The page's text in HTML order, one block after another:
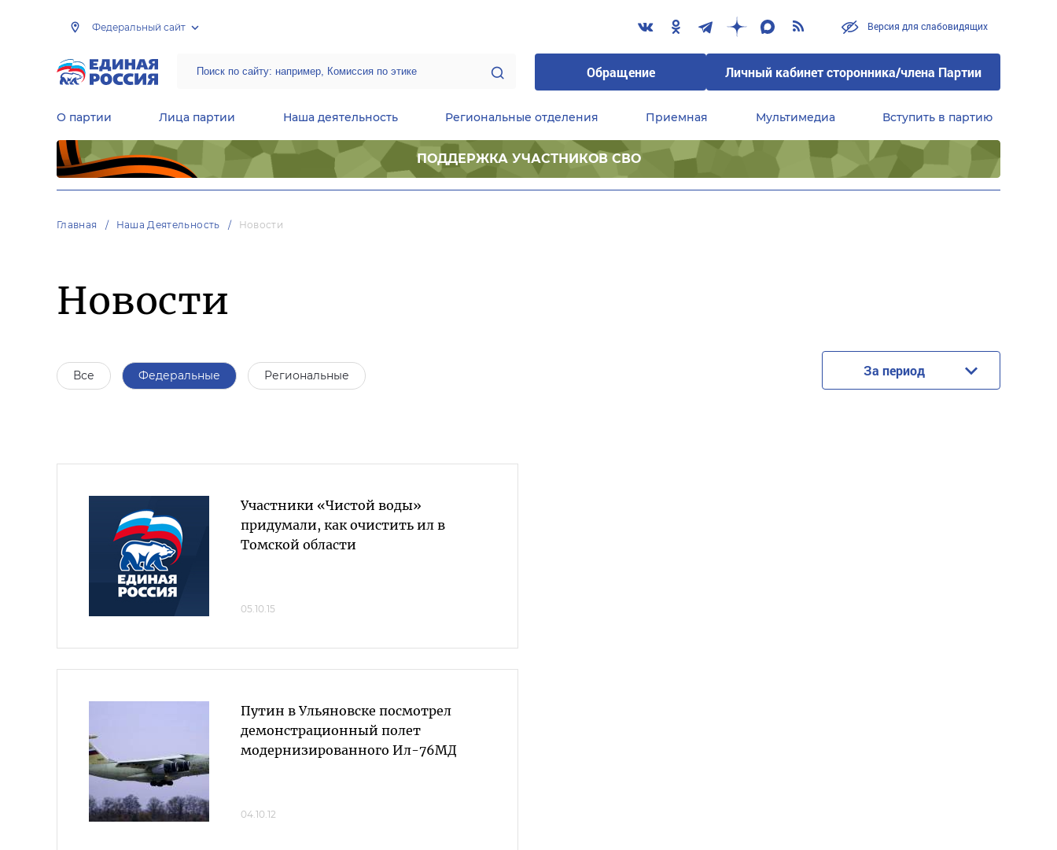
Федеральный сайт Версия для слабовидящих
Обращение Личный кабинет сторонника/члена Партии
О партии Лица партии Наша деятельность Региональные отделения Приемная Мультимедиа Вступить в партию
ПОДДЕРЖКА УЧАСТНИКОВ СВО
Главная Наша Деятельность Новости
Новости
Все Федеральные Региональные За период
Участники «Чистой воды»
придумали, как очистить ил в
Томской области
05.10.15
Путин в Ульяновске посмотрел
демонстрационный полет
модернизированного Ил-76МД
04.10.12